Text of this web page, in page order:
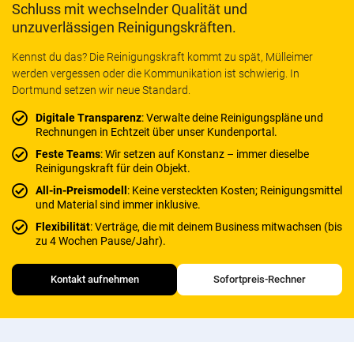
Schluss mit wechselnder Qualität und
unzuverlässigen Reinigungskräften.
Kennst du das? Die Reinigungskraft kommt zu spät, Mülleimer
werden vergessen oder die Kommunikation ist schwierig. In
Dortmund setzen wir neue Standard.
Digitale Transparenz: Verwalte deine Reinigungspläne und
Rechnungen in Echtzeit über unser Kundenportal.
Feste Teams: Wir setzen auf Konstanz – immer dieselbe
Reinigungskraft für dein Objekt.
All-in-Preismodell : Keine versteckten Kosten; Reinigungsmittel
und Material sind immer inklusive.
Flexibilität: Verträge, die mit deinem Business mitwachsen (bis
zu 4 Wochen Pause/Jahr).
Kontakt aufnehmen Sofortpreis-Rechner